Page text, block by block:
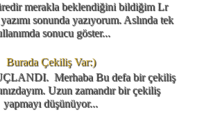
merakla beklendiğini bildiğim Lr
sonunda yazıyorum. Aslında tek
sonucu göster...
Burada Çekiliş Var:)
Merhaba Bu defa bir çekiliş
Uzun zamandır bir çekiliş
yapmayı düşünüyor...